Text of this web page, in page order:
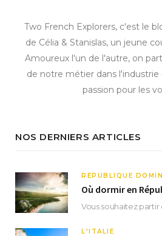
Two French Explorers, c'est le
de Célia & Stanislas, un jeune
Amoureux l'un de l'autre, on
de notre métier dans
passion pour les
NOS DERNIERS ARTICLES
RÉPUBLIQUE
Où dormir en
L'ITALIE